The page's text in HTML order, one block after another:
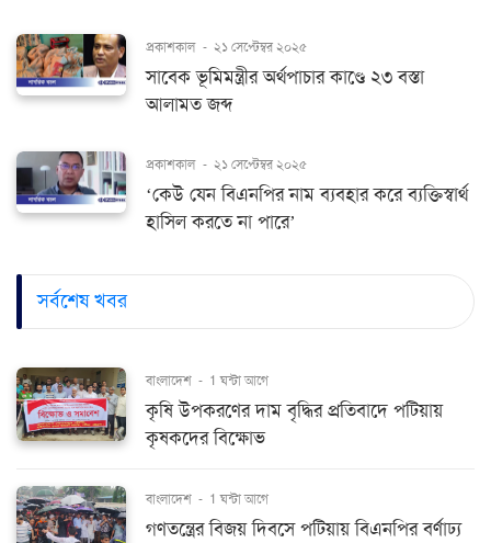
প্রকাশকাল - ২১ সেপ্টেম্বর ২০২৫
সাবেক ভূমিমন্ত্রীর অর্থপাচার কাণ্ডে ২৩ বস্তা
আলামত জব্দ
প্রকাশকাল - ২১ সেপ্টেম্বর ২০২৫
‘কেউ যেন বিএনপির নাম ব্যবহার করে ব্যক্তিস্বার্থ
হাসিল করতে না পারে’
সর্বশেষ খবর
বাংলাদেশ - 1 ঘন্টা আগে
কৃষি উপকরণের দাম বৃদ্ধির প্রতিবাদে পটিয়ায়
কৃষকদের বিক্ষোভ
বাংলাদেশ - 1 ঘন্টা আগে
গণতন্ত্রের বিজয় দিবসে পটিয়ায় বিএনপির বর্ণাঢ্য